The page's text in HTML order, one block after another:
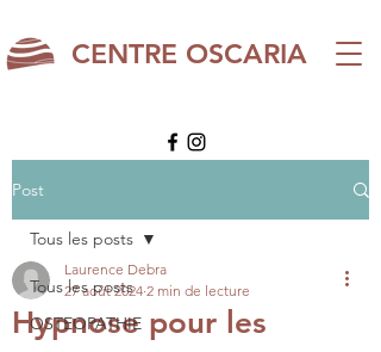
CENTRE OSCARIA
Post
Tous les posts
OSTEOPATHIE
Tous les posts
Hypnose pour les
Laurence Debra
27 août 2024 2 min de lecture